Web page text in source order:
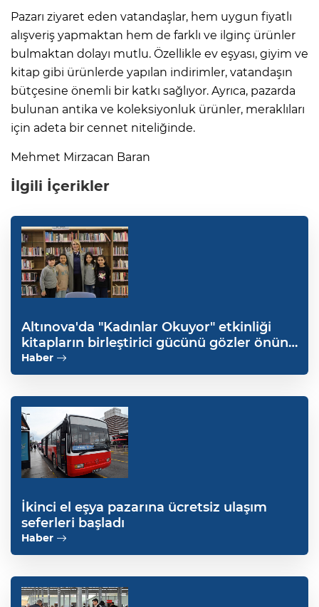
Pazarı ziyaret eden vatandaşlar, hem uygun fiyatlı
alışveriş yapmaktan hem de farklı ve ilginç ürünler
bulmaktan dolayı mutlu. Özellikle ev eşyası, giyim ve
kitap gibi ürünlerde yapılan indirimler, vatandaşın
bütçesine önemli bir katkı sağlıyor. Ayrıca, pazarda
bulunan antika ve koleksiyonluk ürünler, meraklıları
için adeta bir cennet niteliğinde.
Mehmet Mirzacan Baran
İlgili İçerikler
Altınova'da "Kadınlar Okuyor" etkinliği
kitapların birleştirici gücünü gözler önüne
serdi
Haber
İkinci el eşya pazarına ücretsiz ulaşım
seferleri başladı
Haber